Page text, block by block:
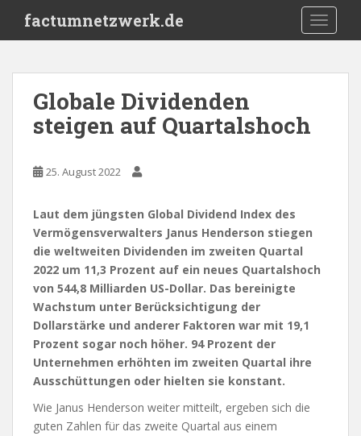
i
factumnetzwerk.de
Globale Dividenden
steigen auf Quartalshoch
25. August 2022
Laut dem jüngsten Global Dividend Index des
Vermögensverwalters Janus Henderson stiegen
die weltweiten Dividenden im zweiten Quartal
2022 um 11,3 Prozent auf ein neues Quartalshoch
von 544,8 Milliarden US-Dollar. Das bereinigte
Wachstum unter Berücksichtigung der
Dollarstärke und anderer Faktoren war mit 19,1
Prozent sogar noch höher. 94 Prozent der
Unternehmen erhöhten im zweiten Quartal ihre
Ausschüttungen oder hielten sie konstant.
Wie Janus Henderson weiter mitteilt, ergeben sich die
guten Zahlen für das zweite Quartal aus einem